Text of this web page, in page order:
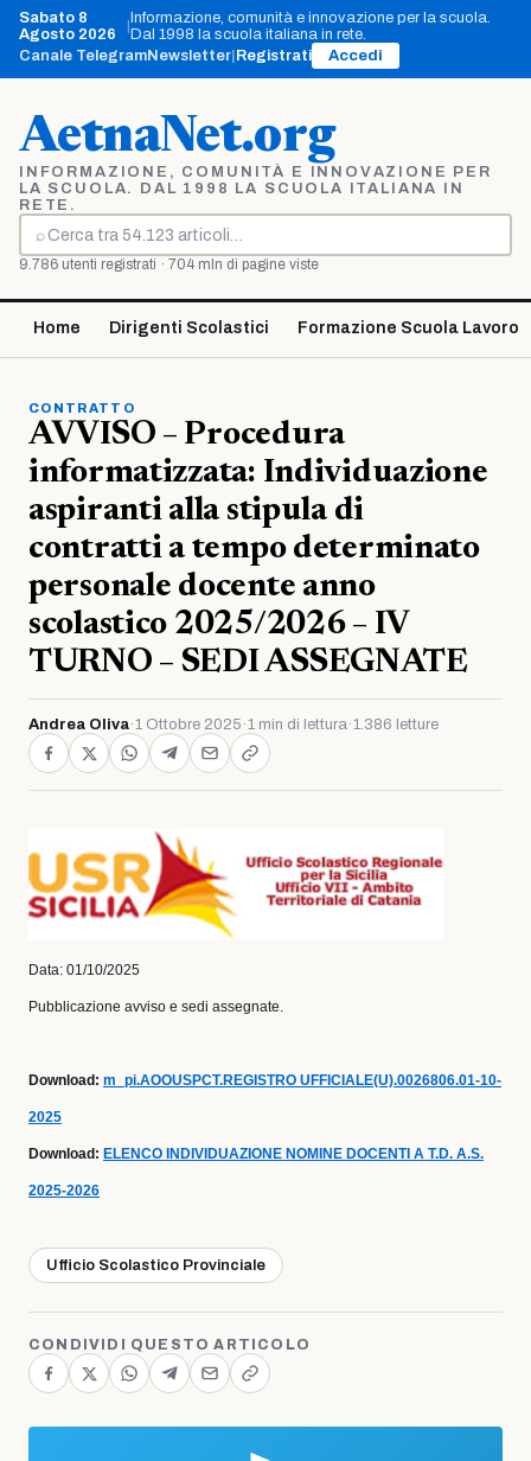
Vai
contenuto
Sabato 8
Agosto 2026
Informazione, comunità e innovazione per la scuola.
Dal 1998 la scuola italiana in rete.
Canale TelegramNewsletter Registrati Accedi
AetnaNet.org
INFORMAZIONE, COMUNITÀ E INNOVAZIONE PER
LA SCUOLA. DAL 1998 LA SCUOLA ITALIANA IN
RETE.
⌕
Cerca
9.786 utenti registrati · 704 mln di pagine viste
Home Dirigenti Scolastici Formazione Scuola Lavoro
CONTRATTO
AVVISO – Procedura
informatizzata: Individuazione
aspiranti alla stipula di
contratti a tempo determinato
personale docente anno
scolastico 2025/2026 – IV
TURNO – SEDI ASSEGNATE
Andrea Oliva·1 Ottobre 2025 ·1 min di lettura·1.386 letture
Data: 01/10/2025
Pubblicazione avviso e sedi assegnate.
Download: m_pi.AOOUSPCT.REGISTRO UFFICIALE(U).0026806.01-10-
2025
Download: ELENCO INDIVIDUAZIONE NOMINE DOCENTI A T.D. A.S.
2025-2026
Ufficio Scolastico Provinciale
CONDIVIDI QUESTO ARTICOLO